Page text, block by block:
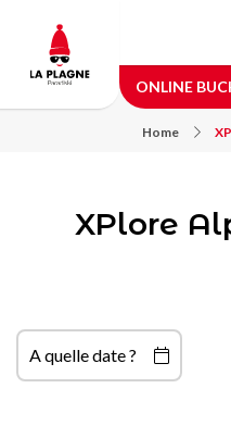
main
content
ONLINE
Home
XPlore
A quelle date ?